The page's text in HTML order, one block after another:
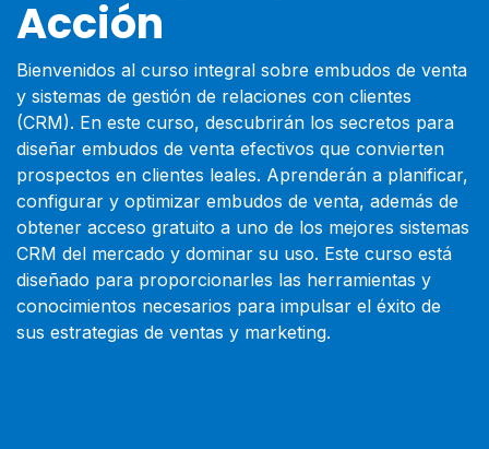
Acción
Bienvenidos al curso integral sobre embudos de venta
y sistemas de gestión de relaciones con clientes
(CRM). En este curso, descubrirán los secretos para
diseñar embudos de venta efectivos que convierten
prospectos en clientes leales. Aprenderán a planificar,
configurar y optimizar embudos de venta, además de
obtener acceso gratuito a uno de los mejores sistemas
CRM del mercado y dominar su uso. Este curso está
diseñado para proporcionarles las herramientas y
conocimientos necesarios para impulsar el éxito de
sus estrategias de ventas y marketing.